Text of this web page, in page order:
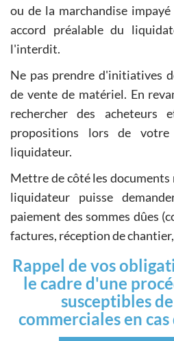
ou de la marchandise
accord préalable du
l'interdit.
Ne pas prendre d'initiatives
de vente de matériel. En
rechercher des acheteurs
propositions lors de votre
liquidateur.
Mettre de côté les documents
liquidateur puisse
paiement des sommes dûes
factures, réception de chantier,
Rappel de vos
le cadre d'une
susceptibles
commerciales en